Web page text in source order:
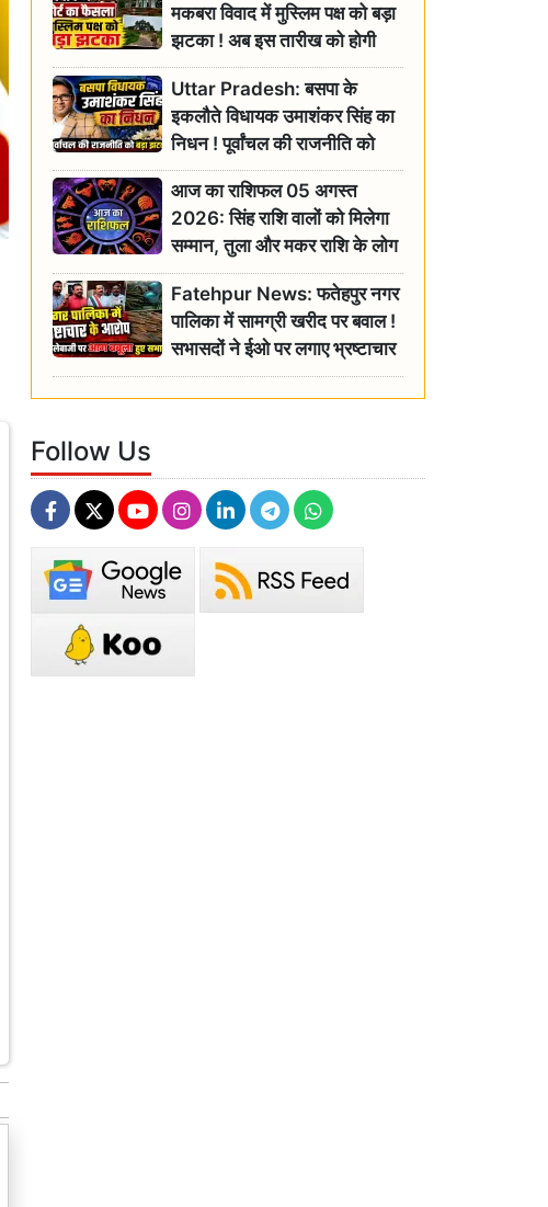
मकबरा विवाद में मुस्लिम पक्ष को बड़ा
झटका ! अब इस तारीख को होगी
सुनवाई
Uttar Pradesh: बसपा के
इकलौते विधायक उमाशंकर सिंह का
निधन ! पूर्वांचल की राजनीति को
बड़ा झटका, योगी ने जताया दुःख
आज का राशिफल 05 अगस्त
2026: सिंह राशि वालों को मिलेगा
सम्मान, तुला और मकर राशि के लोग
रहें सतर्क
Fatehpur News: फतेहपुर नगर
पालिका में सामग्री खरीद पर बवाल !
सभासदों ने ईओ पर लगाए भ्रष्टाचार
के गंभीर आरोप
Follow Us